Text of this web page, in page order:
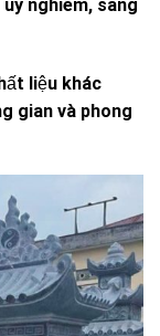
nghiêm, sang
liệu khác
gian và phong